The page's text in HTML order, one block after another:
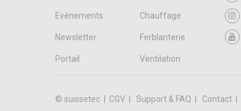
Evénements Chauffage
Newsletter Ferblanterie
Portail Ventilation
© suissetec | CGV Support & FAQ Contact